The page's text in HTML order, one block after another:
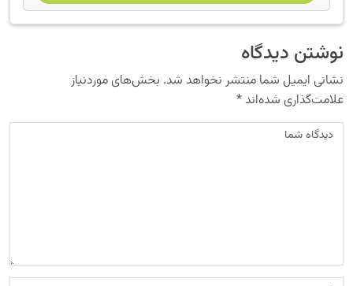
نوشتن دیدگاه
نشانی ایمیل شما منتشر نخواهد شد. بخش‌های موردنیاز
علامت‌گذاری شده‌اند*